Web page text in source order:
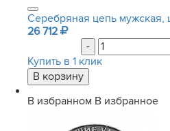
Серебряная цепь мужская,
26 712
-
Купить в 1 клик
В избранном В избранное